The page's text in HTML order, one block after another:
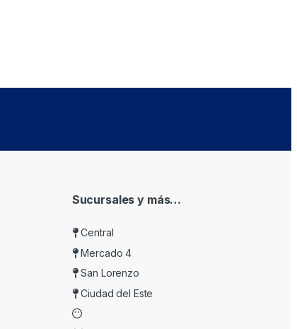
Sucursales y más…
Central
Mercado 4
San Lorenzo
Ciudad del Este